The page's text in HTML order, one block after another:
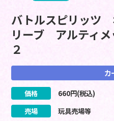
バトルスピリッツ
リーブ アルティメ
２
カ
価格 660円(税込)
売場
玩具売場等